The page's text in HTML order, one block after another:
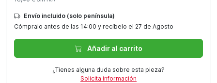
Envío incluido (solo península)
Cómpralo antes de las 14:00 y recíbelo el 27 de Agosto
Añadir al carrito
¿Tienes alguna duda sobre esta pieza?
Solicita información